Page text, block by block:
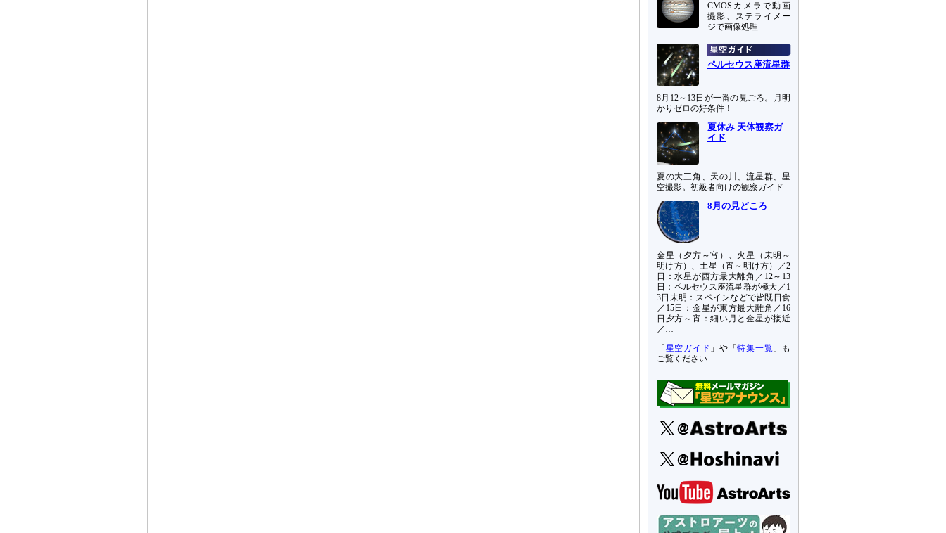
CMOSカメラで動画
撮影、ステライメー
ジで画像処理
ペルセウス座流星群
8月12～13日が一番の見ごろ。月明
かりゼロの好条件！
夏休み 天体観察ガ
イド
夏の大三角、天の川、流星群、星
空撮影。初級者向けの観察ガイド
8月の見どころ
金星（夕方～宵）、火星（未明～
明け方）、土星（宵～明け方）／2
日：水星が西方最大離角／12～13
日：ペルセウス座流星群が極大／1
3日未明：スペインなどで皆既日食
／15日：金星が東方最大離角／16
日夕方～宵：細い月と金星が接近
／…
「 星空ガイド 」や「特集一覧 」も
ご覧ください